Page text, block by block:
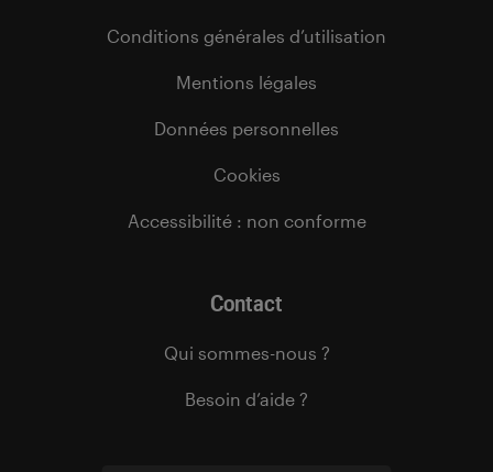
Conditions générales d’utilisation
Mentions légales
Données personnelles
Cookies
Accessibilité : non conforme
Contact
Qui sommes-nous ?
Besoin d’aide ?